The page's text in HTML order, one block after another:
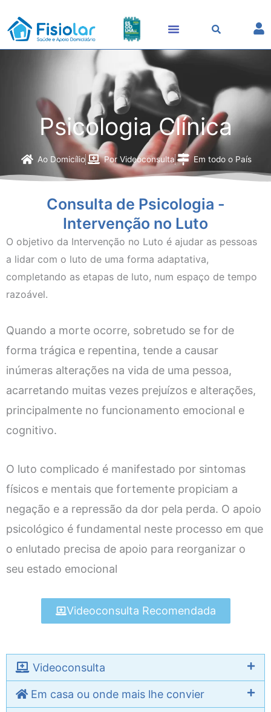
content
Psicologia Clínica
Ao Domicílio Por Videoconsulta Em todo o País
Consulta de Psicologia -
Intervenção no Luto
O objetivo da Intervenção no Luto é ajudar as pessoas
a lidar com o luto de uma forma adaptativa,
completando as etapas de luto, num espaço de tempo
razoável.
Quando a morte ocorre, sobretudo se for de
forma trágica e repentina, tende a causar
inúmeras alterações na vida de uma pessoa,
acarretando muitas vezes prejuízos e alterações,
principalmente no funcionamento emocional e
cognitivo.
O luto complicado é manifestado por sintomas
físicos e mentais que fortemente propiciam a
negação e a repressão da dor pela perda. O apoio
psicológico é fundamental neste processo em que
o enlutado precisa de apoio para reorganizar o
seu estado emocional
Videoconsulta Recomendada
Videoconsulta
Em casa ou onde mais lhe convier